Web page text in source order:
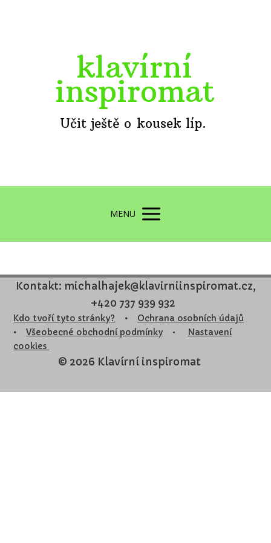
klavírní
inspiromat
Učit ještě o kousek líp.
MENU
Kontakt: michalhajek@klavirniinspiromat.cz,
+420 737 939 932
Kdo tvoří tyto stránky? •
Ochrana osobních údajů
•
Všeobecné obchodní podmínky • Nastavení
cookies
© 2026 Klavírní inspiromat